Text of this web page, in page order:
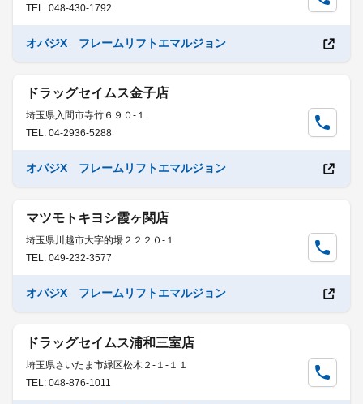
TEL: 048-430-1792
オバジX フレームリフトエマルジョン
ドラッグセイムス金子店
埼玉県入間市寺竹６９０-１
TEL: 04-2936-5288
オバジX フレームリフトエマルジョン
マツモトキヨシ霞ヶ関店
埼玉県川越市大字的場２２２０-１
TEL: 049-232-3577
オバジX フレームリフトエマルジョン
ドラッグセイムス浦和三室店
埼玉県さいたま市緑区松木２-１-１１
TEL: 048-876-1011